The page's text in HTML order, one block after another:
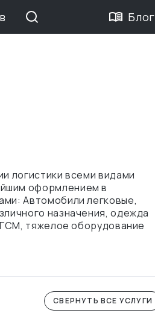
Блог
логистики всеми видами
оформлением в
Автомобили легковые,
назначения, одежда
тяжелое оборудование
СВЕРНУТЬ ВСЕ УСЛУГИ